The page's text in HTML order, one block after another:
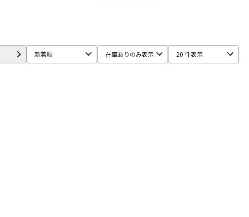
新着順 在庫ありのみ表示 20 件表示